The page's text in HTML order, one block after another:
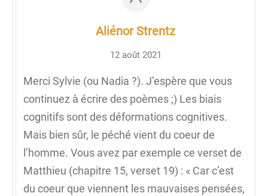
Aliénor Strentz
12 août 2021
Merci Sylvie (ou Nadia ?). J’espère que vous
continuez à écrire des poèmes ;) Les biais
cognitifs sont des déformations cognitives.
Mais bien sûr, le péché vient du coeur de
l’homme. Vous avez par exemple ce verset de
Matthieu (chapitre 15, verset 19) : « Car c’est
du coeur que viennent les mauvaises pensées,